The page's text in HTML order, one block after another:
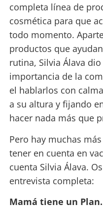
completa línea de
cosmética para que
todo momento.
productos que
rutina, Silvia Álava
importancia de la
el hablarlos con
a su altura y fijando
hacer nada más que
Pero hay muchas
tener en cuenta en
cuenta Silvia Álava.
entrevista completa:
Mamá tiene un